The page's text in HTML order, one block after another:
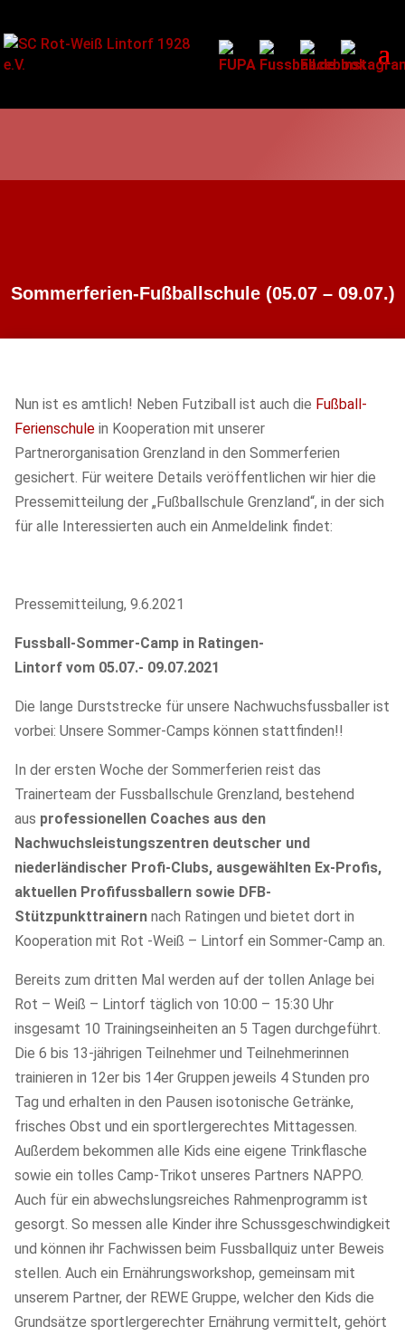
Sommerferien-Fußballschule (05.07 – 09.07.)
Nun ist es amtlich! Neben Futziball ist auch die Fußball-
Ferienschule in Kooperation mit unserer
Partnerorganisation Grenzland in den Sommerferien
gesichert. Für weitere Details veröffentlichen wir hier die
Pressemitteilung der „Fußballschule Grenzland“, in der sich
für alle Interessierten auch ein Anmeldelink findet:
Pressemitteilung, 9.6.2021
Fussball-Sommer-Camp in Ratingen-
Lintorf vom 05.07.- 09.07.2021
Die lange Durststrecke für unsere Nachwuchsfussballer ist
vorbei: Unsere Sommer-Camps können stattfinden!!
In der ersten Woche der Sommerferien reist das
Trainerteam der Fussballschule Grenzland, bestehend
aus professionellen Coaches aus den
Nachwuchsleistungszentren deutscher und
niederländischer Profi-Clubs, ausgewählten Ex-Profis,
aktuellen Profifussballern sowie DFB-
Stützpunkttrainern nach Ratingen und bietet dort in
Kooperation mit Rot -Weiß – Lintorf ein Sommer-Camp an.
Bereits zum dritten Mal werden auf der tollen Anlage bei
Rot – Weiß – Lintorf täglich von 10:00 – 15:30 Uhr
insgesamt 10 Trainingseinheiten an 5 Tagen durchgeführt.
Die 6 bis 13-jährigen Teilnehmer und Teilnehmerinnen
trainieren in 12er bis 14er Gruppen jeweils 4 Stunden pro
Tag und erhalten in den Pausen isotonische Getränke,
frisches Obst und ein sportlergerechtes Mittagessen.
Außerdem bekommen alle Kids eine eigene Trinkflasche
sowie ein tolles Camp-Trikot unseres Partners NAPPO.
Auch für ein abwechslungsreiches Rahmenprogramm ist
gesorgt. So messen alle Kinder ihre Schussgeschwindigkeit
und können ihr Fachwissen beim Fussballquiz unter Beweis
stellen. Auch ein Ernährungsworkshop, gemeinsam mit
unserem Partner, der REWE Gruppe, welcher den Kids die
Grundsätze sportlergerechter Ernährung vermittelt, gehört